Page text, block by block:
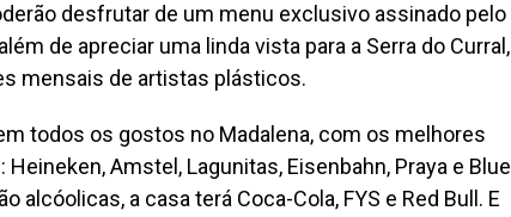
desfrutar de um menu exclusivo assinado pelo
de apreciar uma linda vista para a Serra do Curral,
mensais de artistas plásticos.
todos os gostos no Madalena, com os melhores
Amstel, Lagunitas, Eisenbahn, Praya e Blue
alcóolicas, a casa terá Coca-Cola, FYS e Red Bull. E